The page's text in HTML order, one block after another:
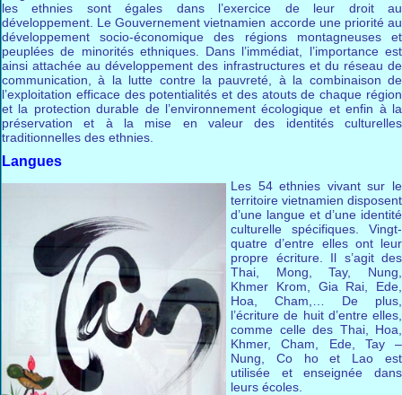
les ethnies sont égales dans l’exercice de leur droit au
développement. Le Gouvernement vietnamien accorde une priorité au
développement socio-économique des régions montagneuses et
peuplées de minorités ethniques. Dans l’immédiat, l’importance est
ainsi attachée au développement des infrastructures et du réseau de
communication, à la lutte contre la pauvreté, à la combinaison de
l’exploitation efficace des potentialités et des atouts de chaque région
et la protection durable de l’environnement écologique et enfin à la
préservation et à la mise en valeur des identités culturelles
traditionnelles des ethnies.
Langues
Les 54 ethnies vivant sur le
territoire vietnamien disposent
d’une langue et d’une identité
culturelle spécifiques. Vingt-
quatre d’entre elles ont leur
propre écriture. Il s’agit des
Thai, Mong, Tay, Nung,
Khmer Krom, Gia Rai, Ede,
Hoa, Cham,… De plus,
l’écriture de huit d’entre elles,
comme celle des Thai, Hoa,
Khmer, Cham, Ede, Tay –
Nung, Co ho et Lao est
utilisée et enseignée dans
leurs écoles.